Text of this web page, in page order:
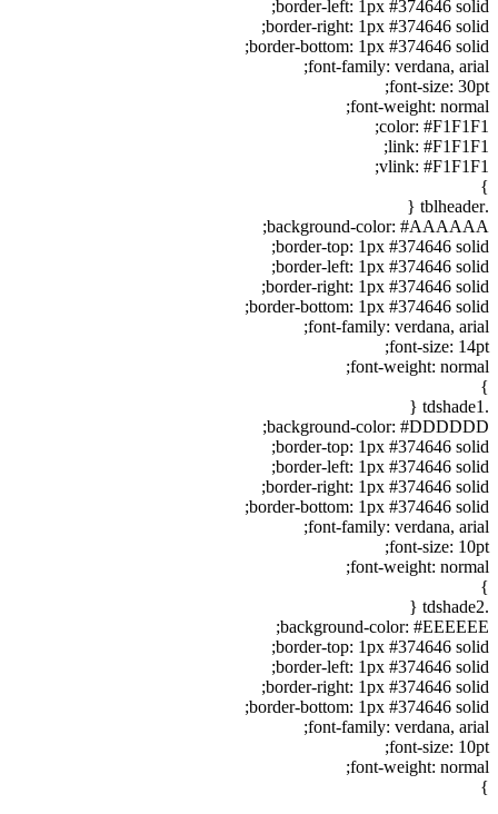
border-left: 1px #374646 solid;
border-right: 1px #374646 solid;
border-bottom: 1px #374646 solid;
font-family: verdana, arial;
font-size: 30pt;
font-weight: normal;
color: #F1F1F1;
link: #F1F1F1;
vlink: #F1F1F1;
}
.tblheader {
background-color: #AAAAAA;
border-top: 1px #374646 solid;
border-left: 1px #374646 solid;
border-right: 1px #374646 solid;
border-bottom: 1px #374646 solid;
font-family: verdana, arial;
font-size: 14pt;
font-weight: normal;
}
.tdshade1 {
background-color: #DDDDDD;
border-top: 1px #374646 solid;
border-left: 1px #374646 solid;
border-right: 1px #374646 solid;
border-bottom: 1px #374646 solid;
font-family: verdana, arial;
font-size: 10pt;
font-weight: normal;
}
.tdshade2 {
background-color: #EEEEEE;
border-top: 1px #374646 solid;
border-left: 1px #374646 solid;
border-right: 1px #374646 solid;
border-bottom: 1px #374646 solid;
font-family: verdana, arial;
font-size: 10pt;
font-weight: normal;
}